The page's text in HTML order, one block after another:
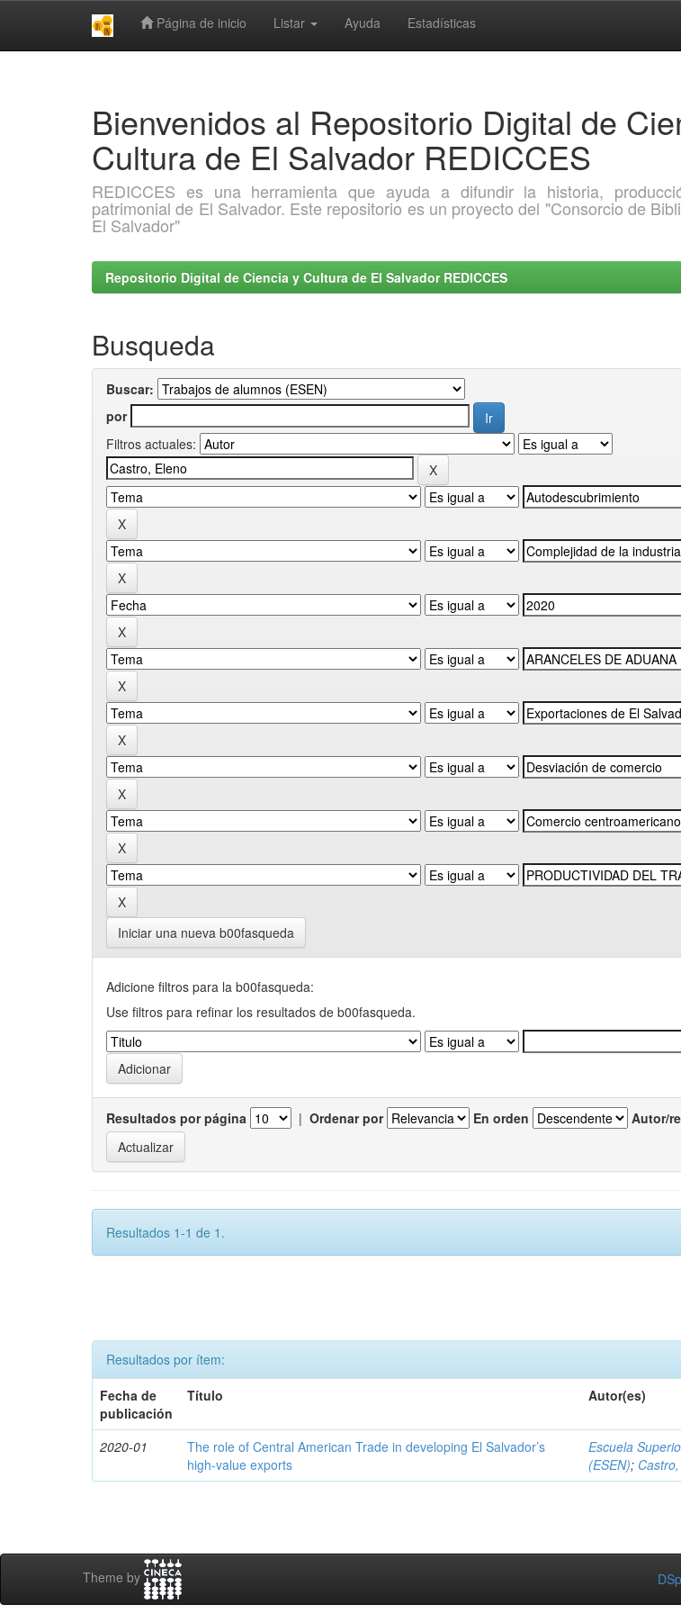
Página de inicio Listar Ayuda Estadísticas
Bienvenidos al Repositorio Digital de
Cultura de El Salvador REDICCES
REDICCES es una herramienta que ayuda a difundir la historia,
patrimonial de El Salvador. Este repositorio es un proyecto del "Consorcio de
El Salvador"
Repositorio Digital de Ciencia y Cultura de El Salvador REDICCES
Busqueda
Buscar:
por
Filtros actuales:
Iniciar una nueva b00fasqueda
Adicione filtros para la b00fasqueda:
Use filtros para refinar los resultados de b00fasqueda.
Resultados por página | Ordenar por En orden Autor/
Resultados 1-1 de 1.
Resultados por ítem:
Fecha de
publicación
Título Autor(es)
2020-01
The role of Central American Trade in developing El Salvador’s
high-value exports
Escuela
(ESEN);
Theme by